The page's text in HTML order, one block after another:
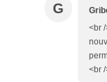
G
<br
<br